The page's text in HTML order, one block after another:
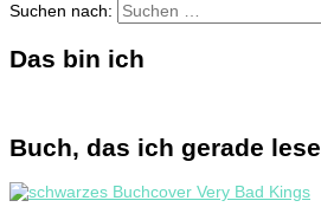
Suchen nach:
Das bin ich
Buch, das ich gerade lese